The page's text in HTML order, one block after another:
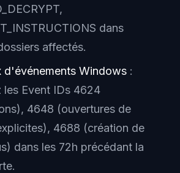
dans
affectés.
d'événements Windows :
les Event IDs 4624
4648 (ouvertures de
4688 (création de
dans les 72h précédant la